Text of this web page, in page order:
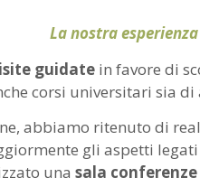
La nostra
guidate in favore di
corsi universitari sia
abbiamo ritenuto di
gli aspetti
una sala conferenze